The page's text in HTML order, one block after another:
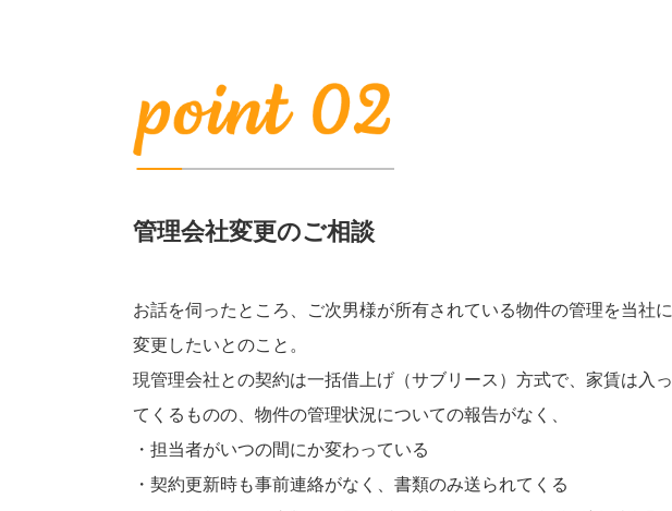
管理会社変更のご相談
お話を伺ったところ、ご次男様が所有されている物件の管理を当社に
変更したいとのこと。
現管理会社との契約は一括借上げ（サブリース）方式で、家賃は入っ
てくるものの、物件の管理状況についての報告がなく、
・担当者がいつの間にか変わっている
・契約更新時も事前連絡がなく、書類のみ送られてくる